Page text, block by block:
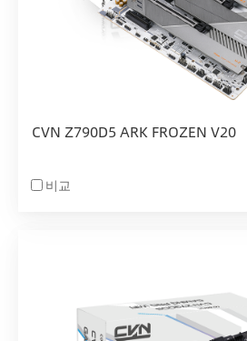
CVN Z790D5 ARK FROZEN V20
비교